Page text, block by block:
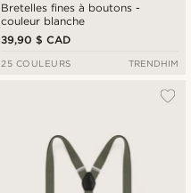
Bretelles fines à boutons -
couleur blanche
39,90 $ CAD
25 COULEURS TRENDHIM